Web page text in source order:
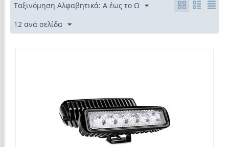
Ταξινόμηση Αλφαβητικά: Α έως το Ω
12 ανά σελίδα